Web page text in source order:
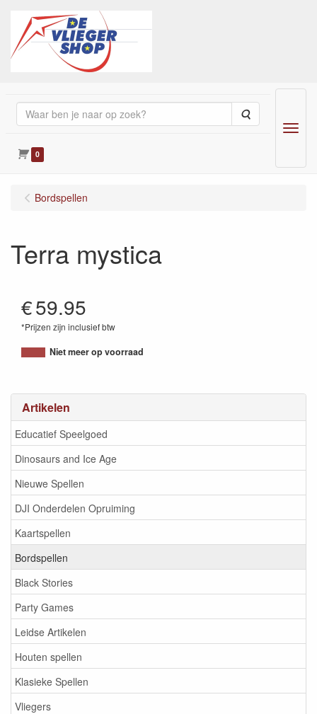
Zoeken
0
Menu
Artikelen
Educatief Speelgoed
Dinosaurs and Ice Age
Nieuwe Spellen
DJI Onderdelen Opruiming
Kaartspellen
Bordspellen
Black Stories
Party Games
Leidse Artikelen
Houten spellen
Klasieke Spellen
Vliegers
Bordspellen
Terra mystica
€59.95
*Prijzen zijn inclusief btw
8718026301095
Niet meer op voorraad